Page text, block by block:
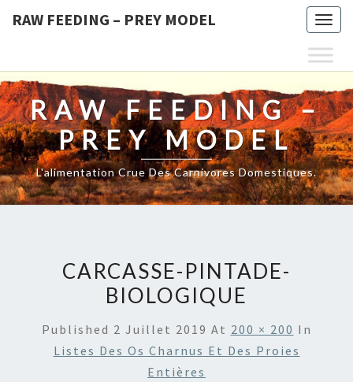
RAW FEEDING – PREY MODEL
RAW FEEDING –
PREY MODEL
L'alimentation Crue Des Carnivores Domestiques.
CARCASSE-PINTADE-
BIOLOGIQUE
Published 2 Juillet 2019 At 200 × 200 In
Listes Des Os Charnus Et Des Proies
Entières